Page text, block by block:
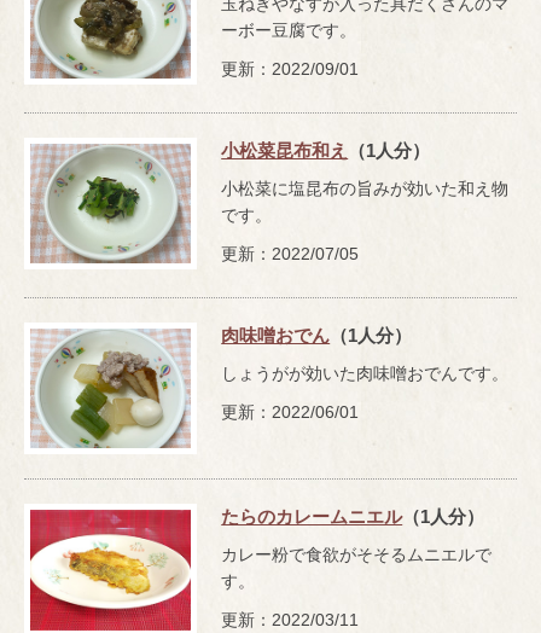
ーボー豆腐です。
更新：2022/09/01
小松菜昆布和え （1人分）
小松菜に塩昆布の旨みが効いた和え物
です。
更新：2022/07/05
肉味噌おでん （1人分）
しょうがが効いた肉味噌おでんです。
更新：2022/06/01
たらのカレームニエル（1人分）
カレー粉で食欲がそそるムニエルで
す。
更新：2022/03/11